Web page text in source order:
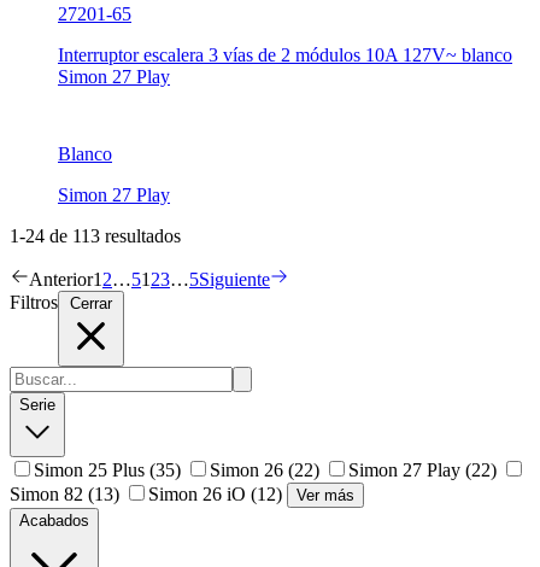
27201-65
Interruptor escalera 3 vías de 2 módulos 10A 127V~ blanco
Simon 27 Play
Blanco
Simon 27 Play
1-24 de 113 resultados
Anterior12…5123…5Siguiente
Filtros
Cerrar
Serie
Simon 25 Plus (35) Simon 26 (22) Simon 27 Play (22)
Simon 82 (13) Simon 26 iO (12)
Ver más
Acabados